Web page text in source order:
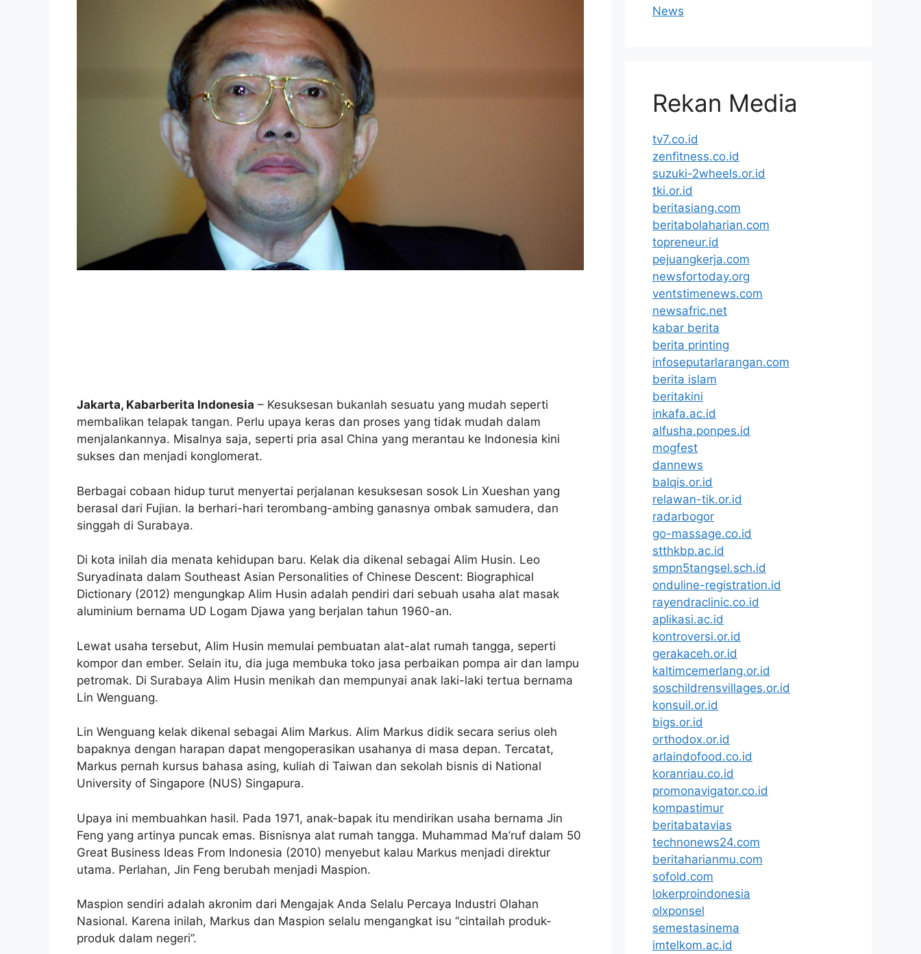
Jakarta, Kabarberita Indonesia – Kesuksesan bukanlah sesuatu yang mudah seperti
membalikan telapak tangan. Perlu upaya keras dan proses yang tidak mudah dalam
menjalankannya. Misalnya saja, seperti pria asal China yang merantau ke Indonesia kini
sukses dan menjadi konglomerat.
Berbagai cobaan hidup turut menyertai perjalanan kesuksesan sosok Lin Xueshan yang
berasal dari Fujian. Ia berhari-hari terombang-ambing ganasnya ombak samudera, dan
singgah di Surabaya.
Di kota inilah dia menata kehidupan baru. Kelak dia dikenal sebagai Alim Husin. Leo
Suryadinata dalam Southeast Asian Personalities of Chinese Descent: Biographical
Dictionary (2012) mengungkap Alim Husin adalah pendiri dari sebuah usaha alat masak
aluminium bernama UD Logam Djawa yang berjalan tahun 1960-an.
Lewat usaha tersebut, Alim Husin memulai pembuatan alat-alat rumah tangga, seperti
kompor dan ember. Selain itu, dia juga membuka toko jasa perbaikan pompa air dan lampu
petromak. Di Surabaya Alim Husin menikah dan mempunyai anak laki-laki tertua bernama
Lin Wenguang.
Lin Wenguang kelak dikenal sebagai Alim Markus. Alim Markus didik secara serius oleh
bapaknya dengan harapan dapat mengoperasikan usahanya di masa depan. Tercatat,
Markus pernah kursus bahasa asing, kuliah di Taiwan dan sekolah bisnis di National
University of Singapore (NUS) Singapura.
Upaya ini membuahkan hasil. Pada 1971, anak-bapak itu mendirikan usaha bernama Jin
Feng yang artinya puncak emas. Bisnisnya alat rumah tangga. Muhammad Ma’ruf dalam 50
Great Business Ideas From Indonesia (2010) menyebut kalau Markus menjadi direktur
utama. Perlahan, Jin Feng berubah menjadi Maspion.
Maspion sendiri adalah akronim dari Mengajak Anda Selalu Percaya Industri Olahan
Nasional. Karena inilah, Markus dan Maspion selalu mengangkat isu “cintailah produk-
produk dalam negeri”.
News
Rekan Media
tv7.co.id
zenfitness.co.id
suzuki-2wheels.or.id
tki.or.id
beritasiang.com
beritabolaharian.com
topreneur.id
pejuangkerja.com
newsfortoday.org
ventstimenews.com
newsafric.net
kabar berita
berita printing
infoseputarlarangan.com
berita islam
beritakini
inkafa.ac.id
alfusha.ponpes.id
mogfest
dannews
balqis.or.id
relawan-tik.or.id
radarbogor
go-massage.co.id
stthkbp.ac.id
smpn5tangsel.sch.id
onduline-registration.id
rayendraclinic.co.id
aplikasi.ac.id
kontroversi.or.id
gerakaceh.or.id
kaltimcemerlang.or.id
soschildrensvillages.or.id
konsuil.or.id
bigs.or.id
orthodox.or.id
arlaindofood.co.id
koranriau.co.id
promonavigator.co.id
kompastimur
beritabatavias
technonews24.com
beritaharianmu.com
sofold.com
lokerproindonesia
olxponsel
semestasinema
imtelkom.ac.id